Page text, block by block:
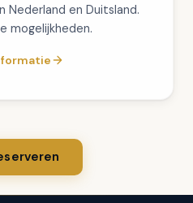
Nederland en Duitsland.
mogelijkheden.